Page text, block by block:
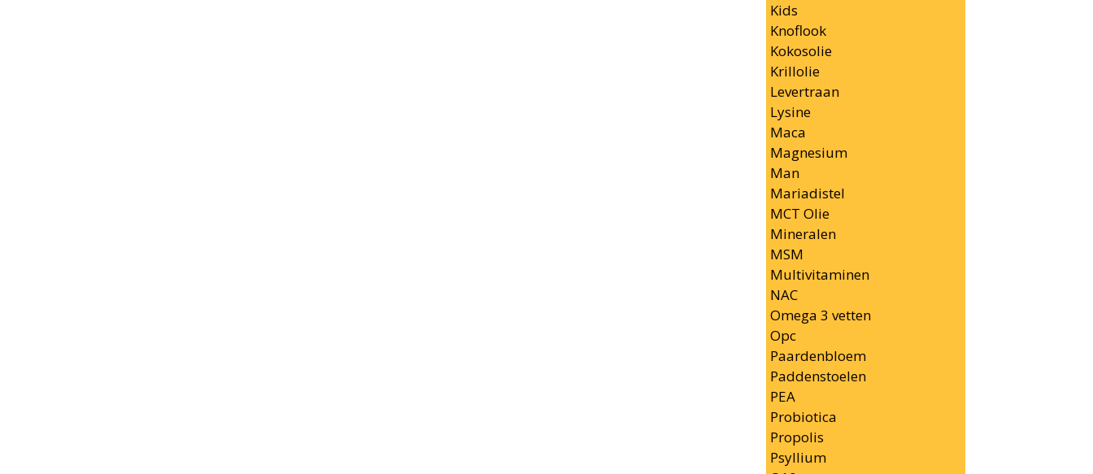
Kids
Knoflook
Kokosolie
Krillolie
Levertraan
Lysine
Maca
Magnesium
Man
Mariadistel
MCT Olie
Mineralen
MSM
Multivitaminen
NAC
Omega 3 vetten
Opc
Paardenbloem
Paddenstoelen
PEA
Probiotica
Propolis
Psyllium